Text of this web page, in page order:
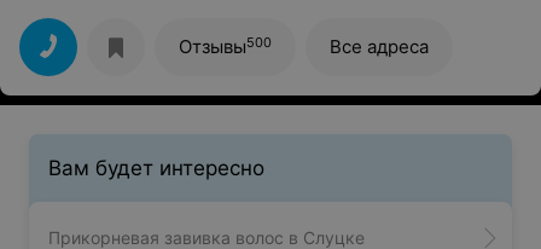
проконсультирую и ответят на все вопросы.
Отзывы500 Все адреса
Вам будет интересно
Прикорневая завивка волос в Слуцке